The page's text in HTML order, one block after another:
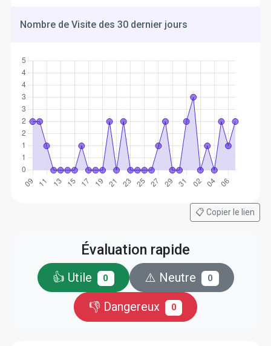
Nombre de Visite des 30 dernier jours
📋 Copier le lien
Évaluation rapide
👍 Utile 0 ⚠️ Neutre 0
👎 Dangereux 0